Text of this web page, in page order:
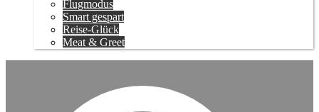
Flugmodus
Smart gespart
Reise-Glück
Meat & Greet